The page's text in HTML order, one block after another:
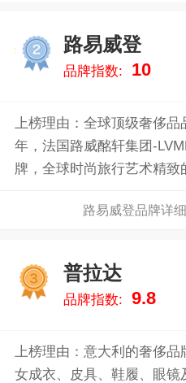
路易威登
品牌指数: 10
上榜理由：全球顶级奢侈
年，法国路威酩轩集团-
牌，全球时尚旅行艺术精致
成为涉足时装、饰物、鞋
路易威登品牌详
普拉达
品牌指数: 9.8
上榜理由：意大利的奢侈品
女成衣、皮具、鞋履、眼镜